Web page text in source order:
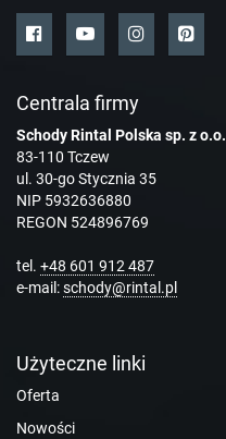
Centrala firmy
Schody Rintal Polska sp. z o.o.
83-110 Tczew
ul. 30-go Stycznia 35
NIP 5932636880
REGON 524896769
tel. +48 601 912 487
e-mail:schody@rintal.pl
Użyteczne linki
Oferta
Nowości